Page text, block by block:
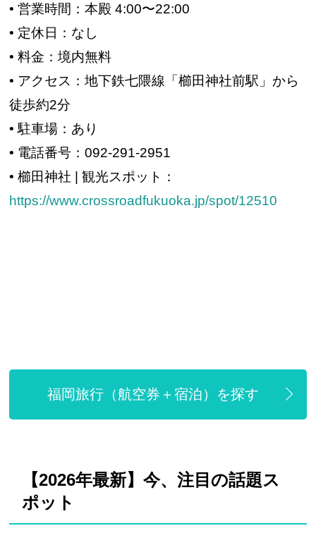
• 営業時間：本殿 4:00〜22:00
• 定休日：なし
• 料金：境内無料
• アクセス：地下鉄七隈線「櫛田神社前駅」から
徒歩約2分
• 駐車場：あり
• 電話番号：092-291-2951
• 櫛田神社 | 観光スポット：
https://www.crossroadfukuoka.jp/spot/12510
福岡旅行（航空券＋宿泊）を探す
【2026年最新】今、注目の話題ス
ポット